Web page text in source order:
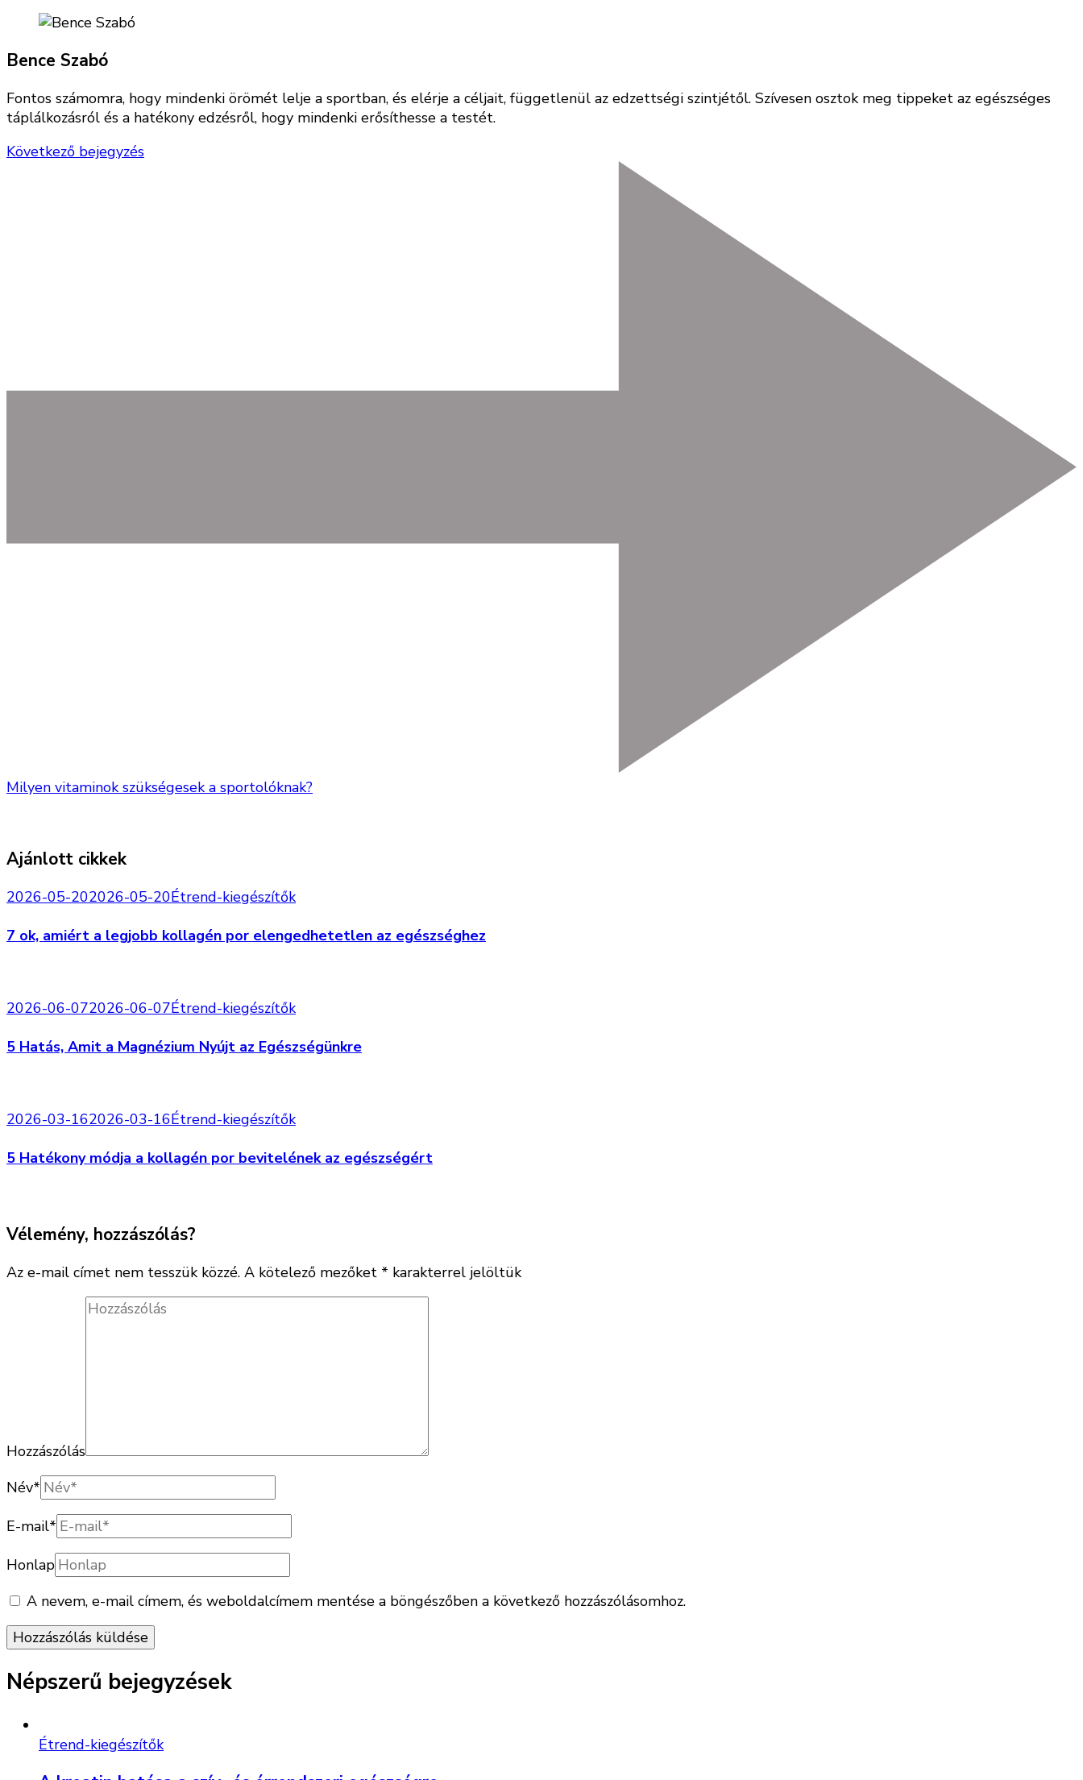
Bence Szabó
Fontos számomra, hogy mindenki örömét lelje a sportban, és elérje a céljait, függetlenül az edzettségi szintjétől. Szívesen osztok meg tippeket az egészséges
táplálkozásról és a hatékony edzésről, hogy mindenki erősíthesse a testét.
Következő bejegyzés
Milyen vitaminok szükségesek a sportolóknak?
Ajánlott cikkek
2026-05-202026-05-20Étrend-kiegészítők
7 ok, amiért a legjobb kollagén por elengedhetetlen az egészséghez
2026-06-072026-06-07Étrend-kiegészítők
5 Hatás, Amit a Magnézium Nyújt az Egészségünkre
2026-03-162026-03-16Étrend-kiegészítők
5 Hatékony módja a kollagén por bevitelének az egészségért
Vélemény, hozzászólás?
Az e-mail címet nem tesszük közzé. A kötelező mezőket * karakterrel jelöltük
Hozzászólás
Név*
E-mail*
Honlap
A nevem, e-mail címem, és weboldalcímem mentése a böngészőben a következő hozzászólásomhoz.
Népszerű bejegyzések
Étrend-kiegészítők